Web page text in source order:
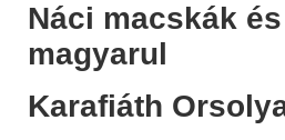
Náci macskák
magyarul
Karafiáth